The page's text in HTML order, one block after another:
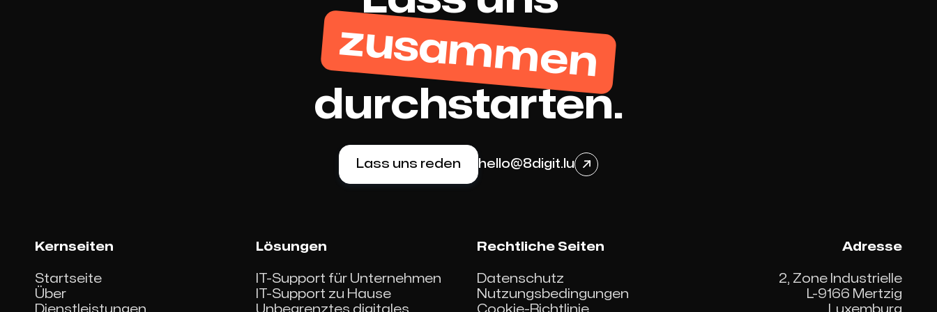
zusammen
durchstarten.
Lass uns reden hello@8digit.lu 
Kernseiten
Startseite
Über
Dienstleistungen
Lösungen
IT-Support für Unternehmen
IT-Support zu Hause
Unbegrenztes digitales
Rechtliche Seiten
Datenschutz
Nutzungsbedingungen
Cookie-Richtlinie
Adresse
2, Zone Industrielle
L-9166 Mertzig
Luxemburg